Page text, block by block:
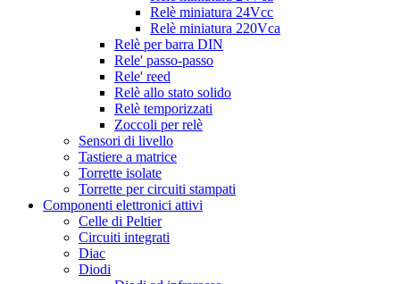
Relè miniatura 24Vcc
Relè miniatura 220Vca
Relè per barra DIN
Rele' passo-passo
Rele' reed
Relè allo stato solido
Relè temporizzati
Zoccoli per relè
Sensori di livello
Tastiere a matrice
Torrette isolate
Torrette per circuiti stampati
Componenti elettronici attivi
Celle di Peltier
Circuiti integrati
Diac
Diodi